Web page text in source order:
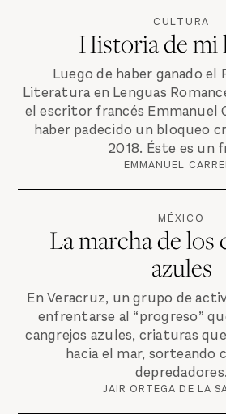
CULTURA
Historia de mi
Luego de haber ganado el
Literatura en Lenguas
el escritor francés Emmanuel
haber padecido un bloqueo
2018. Éste es un
EMMANUEL
MÉXICO
La marcha de los
azules
En Veracruz, un grupo de
enfrentarse al “progreso”
cangrejos azules, criaturas
hacia el mar, sorteando
depredadores.
JAIR ORTEGA DE LA